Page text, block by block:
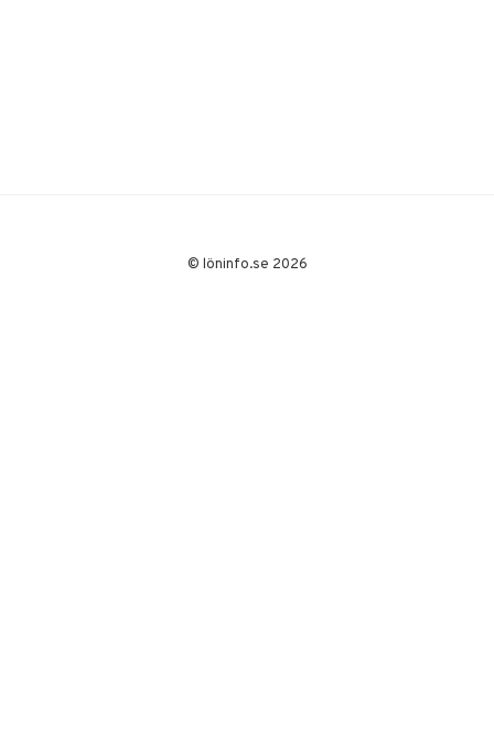
© löninfo.se 2026